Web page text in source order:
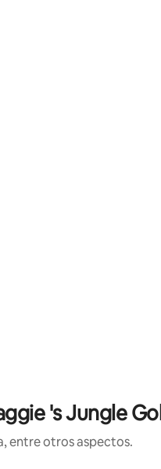
's Jungle
entre otros aspectos.